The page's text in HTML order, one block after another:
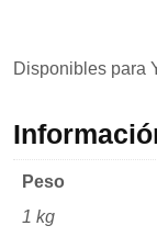
Disponibles para
Peso
1 kg
ver contenido y